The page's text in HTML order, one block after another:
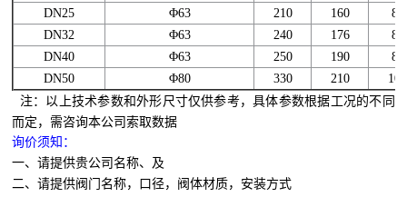
DN25
Φ63 210 160
80
DN32
Φ63 240 176
80
DN40
Φ63 250 190
80
DN50
Φ80 330 210
100
注：以上技术参数和外形尺寸仅供参考，具体参数根据工况的不同
而定，需咨询本公司索取数据
询价须知：
一、请提供贵公司名称、及
二、请提供阀门名称，口径，阀体材质，安装方式